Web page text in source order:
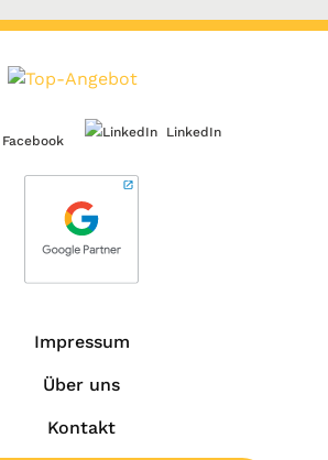
Facebook
LinkedIn
Impressum
Über uns
Kontakt